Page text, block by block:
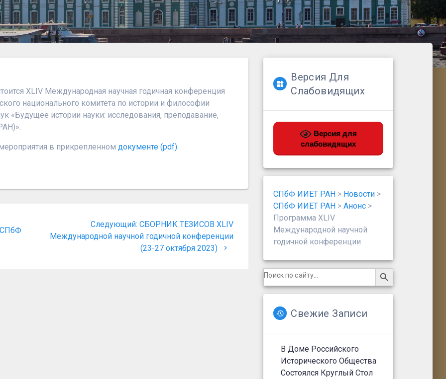
XLIV Международная научная годичная конференция
национального комитета по истории и философии
«Будущее истории науки: исследования, преподавание,
в прикрепленном документе (pdf).
Следующий: Следующая
запись:
СБОРНИК ТЕЗИСОВ XLIV
Международной научной годичной конференции
(23-27 октября 2023)
Версия Для
Слабовидящих
Версия для
слабовидящих
СПбФ ИИЕТ РАН > Новости >
СПбФ ИИЕТ РАН >Анонс >
Программа XLIV
Международной научной
годичной конференции
Search
for:
Search Button
Свежие Записи
В Доме Российского
Исторического Общества
Состоялся Круглый Стол